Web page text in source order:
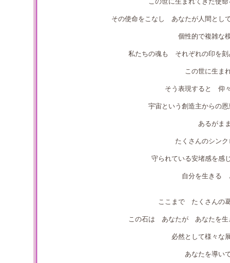
その使命をこなし あなたが人間とし
個性的で複雑な
私たちの魂も それぞれの印を
この世に生ま
そう表現すると 仰
宇宙という創造主から
あるがま
たくさんのシン
守られている安堵感を
自分を生きる
ここまで たくさんの
この石は あなたが あなたを生
必然として様々な
あなたを導い